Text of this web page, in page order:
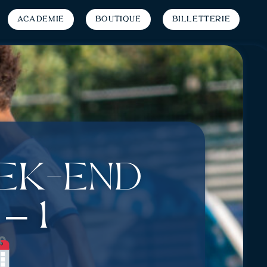
Académie Boutique Billetterie
end
1